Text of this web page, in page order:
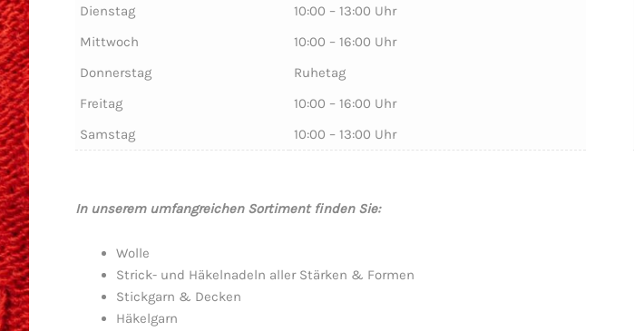
Dienstag
10:00 – 13:00 Uhr
Mittwoch
10:00 – 16:00 Uhr
Donnerstag
Ruhetag
Freitag
10:00 – 16:00 Uhr
Samstag
10:00 – 13:00 Uhr
In unserem umfangreichen Sortiment finden Sie:
Wolle
Strick- und Häkelnadeln aller Stärken & Formen
Stickgarn & Decken
Häkelgarn